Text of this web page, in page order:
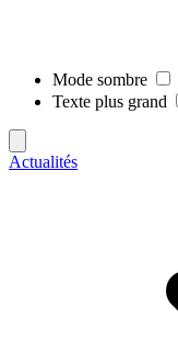
Mode sombre
Texte plus grand
Actualités